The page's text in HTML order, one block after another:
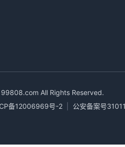
99808.com All Rights Reserved.
备12006969号-2
公安备案号